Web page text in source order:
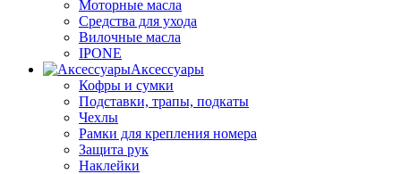
Моторные масла
Средства для ухода
Вилочные масла
IPONE
Аксессуары
Кофры и сумки
Подставки, трапы, подкаты
Чехлы
Рамки для крепления номера
Защита рук
Наклейки